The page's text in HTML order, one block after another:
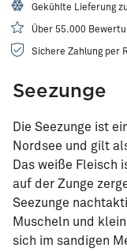
Gekühlte Lieferung
Über 55.000
Sichere Zahlung per
Seezunge
Die Seezunge ist
Nordsee und gilt
Das weiße Fleisch
auf der Zunge
Seezunge
Muscheln und
sich im sandigen